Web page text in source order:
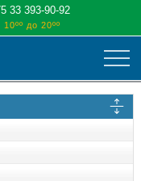
33 393-90-92
до 20ºº